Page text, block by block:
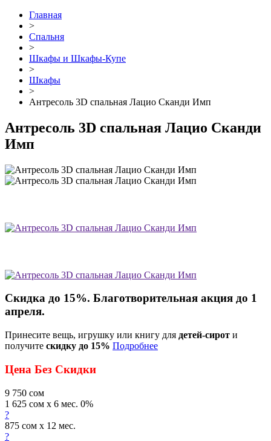
Главная
>
Спальня
>
Шкафы и Шкафы-Купе
>
Шкафы
>
Антресоль 3D спальная Лацио Сканди Имп
Антресоль 3D спальная Лацио Сканди
Имп
Скидка до 15%. Благотворительная акция до 1
апреля.
Принесите вещь, игрушку или книгу для детей-сирот и
получите скидку до 15% Подробнее
Цена Без Скидки
9 750 сом
1 625 сом x 6 мес. 0%
?
875 сом x 12 мес.
?